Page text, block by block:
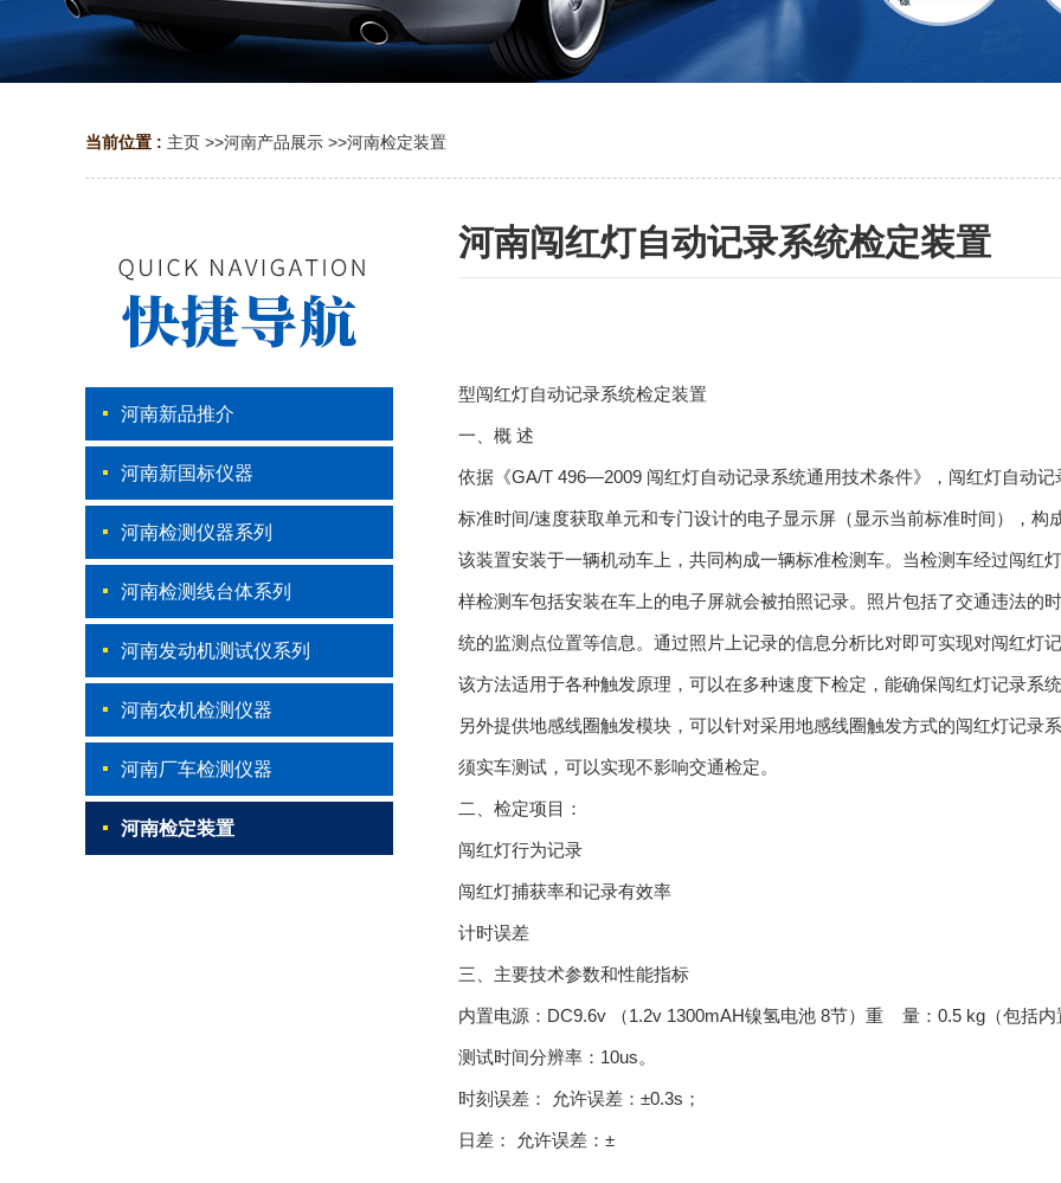
当前位置 : 主页 >>河南产品展示 >>河南检定装置
河南新品推介
河南新国标仪器
河南检测仪器系列
河南检测线台体系列
河南发动机测试仪系列
河南农机检测仪器
河南厂车检测仪器
河南检定装置
河南闯红灯自动记录系统检定装置
型闯红灯自动记录系统检定装置
一、概 述
依据《GA/T 496—2009 闯红灯自动记录系统通用技术条件》，闯红灯自动
标准时间/速度获取单元和专门设计的电子显示屏（显示当前标准时间），构
该装置安装于一辆机动车上，共同构成一辆标准检测车。当检测车经过闯红
样检测车包括安装在车上的电子屏就会被拍照记录。照片包括了交通违法的
统的监测点位置等信息。通过照片上记录的信息分析比对即可实现对闯红灯
该方法适用于各种触发原理，可以在多种速度下检定，能确保闯红灯记录系统
另外提供地感线圈触发模块，可以针对采用地感线圈触发方式的闯红灯记录
须实车测试，可以实现不影响交通检定。
二、检定项目：
闯红灯行为记录
闯红灯捕获率和记录有效率
计时误差
三、主要技术参数和性能指标
内置电源：DC9.6v （1.2v 1300mAH镍氢电池 8节）重 量：0.5 kg（包括内
测试时间分辨率：10us。
时刻误差： 允许误差：±0.3s；
日差： 允许误差：±